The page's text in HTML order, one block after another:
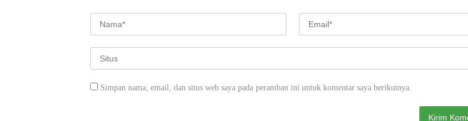
Simpan nama, email, dan situs web saya pada peramban ini untuk komentar saya berikutnya.